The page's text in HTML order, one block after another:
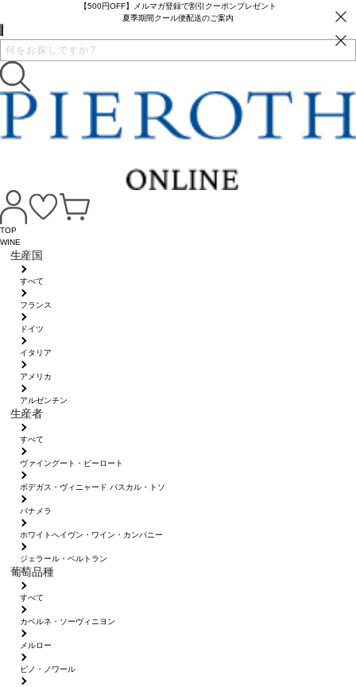
【500円OFF】メルマガ登録で割引クーポンプレゼント
夏季期間クール便配送のご案内
TOP
WINE
生産国
すべて
フランス
ドイツ
イタリア
アメリカ
アルゼンチン
生産者
すべて
ヴァイングート・ピーロート
ボデガス・ヴィニャード パスカル・トソ
パナメラ
ホワイトへイヴン・ワイン・カンパニー
ジェラール・ベルトラン
葡萄品種
すべて
カベルネ・ソーヴィニヨン
メルロー
ピノ・ノワール